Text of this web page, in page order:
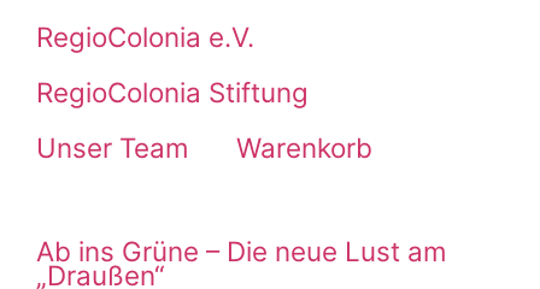
RegioColonia e.V.
RegioColonia Stiftung
Unser Team
Warenkorb
Ab ins Grüne – Die neue Lust am
„Draußen“